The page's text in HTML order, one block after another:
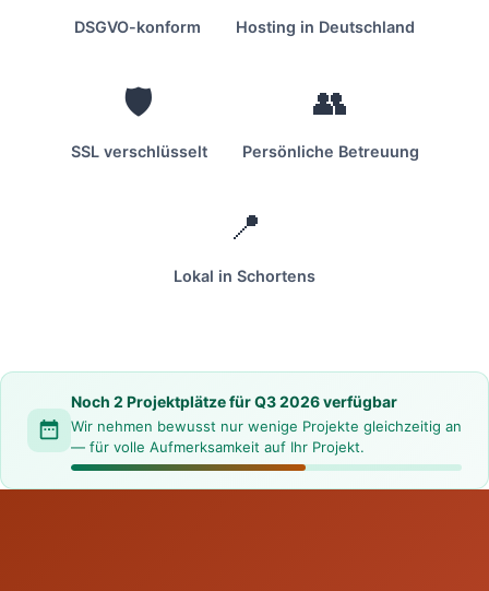
DSGVO-konform Hosting in Deutschland
🛡️
SSL verschlüsselt
👥
Persönliche Betreuung
📍
Lokal in Schortens
Noch 2 Projektplätze für Q3 2026 verfügbar
Wir nehmen bewusst nur wenige Projekte gleichzeitig an
— für volle Aufmerksamkeit auf Ihr Projekt.